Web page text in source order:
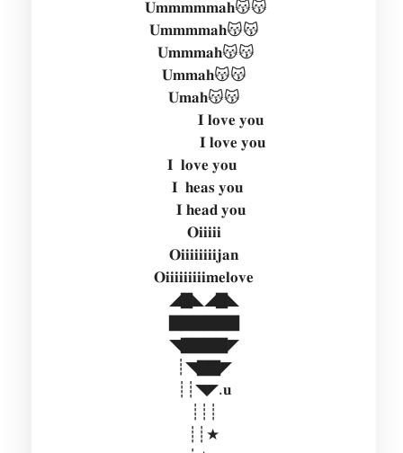
𝐔𝐦𝐦𝐦𝐦𝐦𝐚𝐡😽😽
𝐔𝐦𝐦𝐦𝐦𝐚𝐡😽😽
𝐔𝐦𝐦𝐦𝐚𝐡😽😽
𝐔𝐦𝐦𝐚𝐡😽😽
𝐔𝐦𝐚𝐡😽😽
𝐈 𝐥𝐨𝐯𝐞 𝐲𝐨𝐮
𝐈 𝐥𝐨𝐯𝐞 𝐲𝐨𝐮
𝐈 𝐥𝐨𝐯𝐞 𝐲𝐨𝐮
𝐈 𝐡𝐞𝐚𝐬 𝐲𝐨𝐮
𝐈 𝐡𝐞𝐚𝐝 𝐲𝐨𝐮
𝐎𝐢𝐢𝐢𝐢𝐢
𝐎𝐢𝐢𝐢𝐢𝐢𝐢𝐢𝐢𝐣𝐚𝐧
𝐎𝐢𝐢𝐢𝐢𝐢𝐢𝐢𝐢𝐢𝐦𝐞𝐥𝐨𝐯𝐞
◢▇◣◢▇◣
▇▇▇▇▇▇
◥▇▇▇▇◤
┊◥▇▇◤
┊┊◥◤.𝐮
┊┊┊
┊┊★